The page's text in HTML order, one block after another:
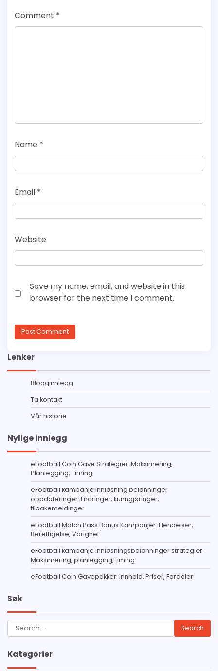
Comment *
Name *
Email *
Website
Save my name, email, and website in this
browser for the next time I comment.
Lenker
Blogginnlegg
Ta kontakt
Vår historie
Nylige innlegg
eFootball Coin Gave Strategier: Maksimering,
Planlegging, Timing
eFootball kampanje innløsning belønninger
oppdateringer: Endringer, kunngjøringer,
tilbakemeldinger
eFootball Match Pass Bonus Kampanjer: Hendelser,
Berettigelse, Varighet
eFootball kampanje innløsningsbelønninger strategier:
Maksimering, planlegging, timing
eFootball Coin Gavepakker: Innhold, Priser, Fordeler
Søk
Search
for:
Kategorier